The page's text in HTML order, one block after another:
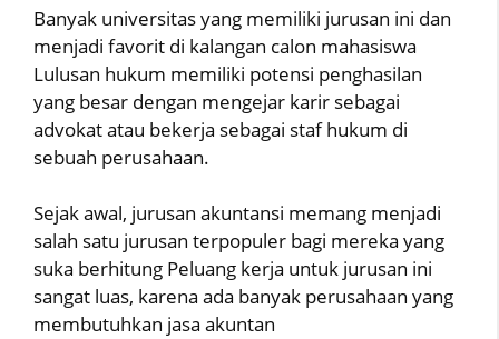
Banyak universitas yang memiliki jurusan ini dan
menjadi favorit di kalangan calon mahasiswa
Lulusan hukum memiliki potensi penghasilan
yang besar dengan mengejar karir sebagai
advokat atau bekerja sebagai staf hukum di
sebuah perusahaan.
Sejak awal, jurusan akuntansi memang menjadi
salah satu jurusan terpopuler bagi mereka yang
suka berhitung Peluang kerja untuk jurusan ini
sangat luas, karena ada banyak perusahaan yang
membutuhkan jasa akuntan